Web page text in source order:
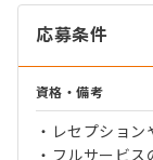
応募条件
資格・備考
・レセプショ
・フルサービ